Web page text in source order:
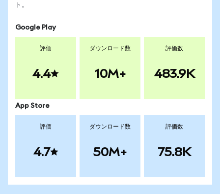
ト。
Google Play
評価
4.4
ダウンロード数
10M+
評価数
483.9K
App Store
評価
4.7
ダウンロード数
50M+
評価数
75.8K